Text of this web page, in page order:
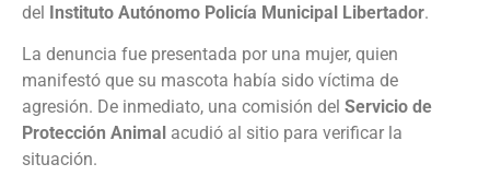
del Instituto Autónomo Policía Municipal Libertador.
La denuncia fue presentada por una mujer, quien
manifestó que su mascota había sido víctima de
agresión. De inmediato, una comisión del Servicio de
Protección Animal acudió al sitio para verificar la
situación.